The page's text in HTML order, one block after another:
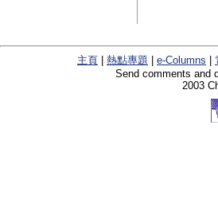
主頁 熱點專題 e-Columns
Send comments and
2003